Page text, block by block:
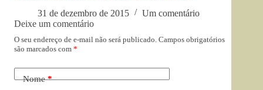
31 de dezembro de 2015
Um comentário
Deixe um comentário
O seu endereço de e-mail não será publicado. Campos obrigatórios
são marcados com *
Nome*